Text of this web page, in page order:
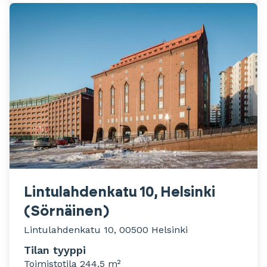
Lintulahdenkatu 10, Helsinki
(Sörnäinen)
Lintulahdenkatu 10, 00500 Helsinki
Tilan tyyppi
Toimistotila 244.5 m²